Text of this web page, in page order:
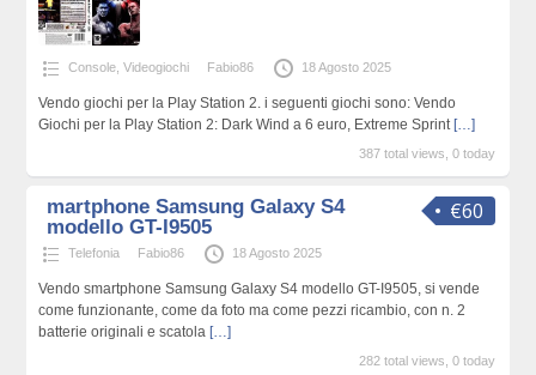
Console, Videogiochi Fabio86 18 Agosto 2025
Vendo giochi per la Play Station 2. i seguenti giochi sono: Vendo
Giochi per la Play Station 2: Dark Wind a 6 euro, Extreme Sprint […]
387 total views, 0 today
€60
martphone Samsung Galaxy S4
modello GT-I9505
Telefonia Fabio86 18 Agosto 2025
Vendo smartphone Samsung Galaxy S4 modello GT-I9505, si vende
come funzionante, come da foto ma come pezzi ricambio, con n. 2
batterie originali e scatola […]
282 total views, 0 today